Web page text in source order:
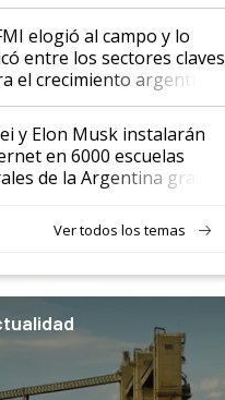
elogió al campo y lo
entre los sectores claves
el crecimiento argentino
y Elon Musk instalarán
en 6000 escuelas
de la Argentina gracias
Ver todos los temas